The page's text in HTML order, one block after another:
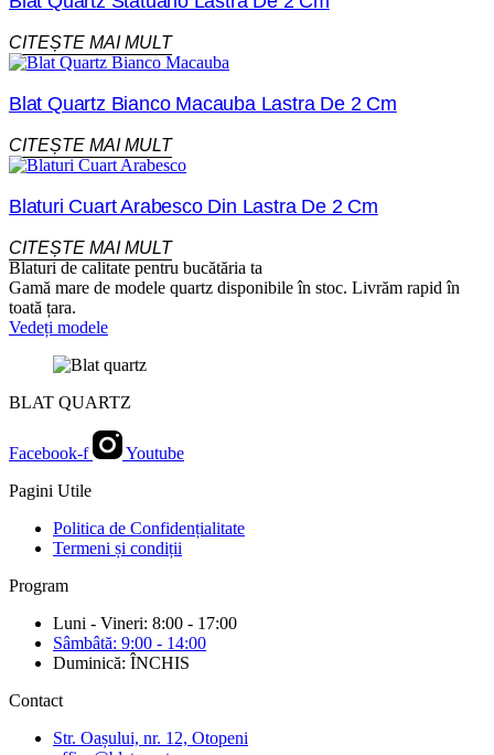
CITEȘTE MAI MULT
Blat Quartz Bianco Macauba Lastra De 2 Cm
CITEȘTE MAI MULT
Blaturi Cuart Arabesco Din Lastra De 2 Cm
CITEȘTE MAI MULT
Blaturi de calitate pentru bucătăria ta
Gamă mare de modele quartz disponibile în stoc. Livrăm rapid în
toată țara.
Vedeți modele
BLAT QUARTZ
Facebook-f
Youtube
Pagini Utile
Politica de Confidențialitate
Termeni și condiții
Program
Luni - Vineri: 8:00 - 17:00
Sâmbâtă: 9:00 - 14:00
Duminică: ÎNCHIS
Contact
Str. Oașului, nr. 12, Otopeni